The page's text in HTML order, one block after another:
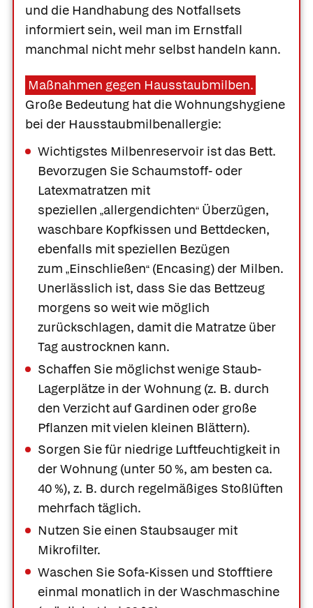
und die Handhabung des Notfallsets
informiert sein, weil man im Ernstfall
manchmal nicht mehr selbst handeln kann.
Maßnahmen gegen Hausstaubmilben.
Große Bedeutung hat die Wohnungshygiene
bei der Hausstaubmilbenallergie:
Wichtigstes Milbenreservoir ist das Bett.
Bevorzugen Sie Schaumstoff- oder
Latexmatratzen mit
speziellen „allergendichten“ Überzügen,
waschbare Kopfkissen und Bettdecken,
ebenfalls mit speziellen Bezügen
zum „Einschließen“ (Encasing) der Milben.
Unerlässlich ist, dass Sie das Bettzeug
morgens so weit wie möglich
zurückschlagen, damit die Matratze über
Tag austrocknen kann.
Schaffen Sie möglichst wenige Staub-
Lagerplätze in der Wohnung (z. B. durch
den Verzicht auf Gardinen oder große
Pflanzen mit vielen kleinen Blättern).
Sorgen Sie für niedrige Luftfeuchtigkeit in
der Wohnung (unter 50 %, am besten ca.
40 %), z. B. durch regelmäßiges Stoßlüften
mehrfach täglich.
Nutzen Sie einen Staubsauger mit
Mikrofilter.
Waschen Sie Sofa-Kissen und Stofftiere
einmal monatlich in der Waschmaschine
Was Ihre Apotheke
empfiehlt
Apotheken in
Ihrer Nähe